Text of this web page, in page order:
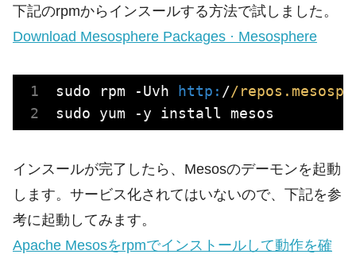
下記のrpmからインスールする方法で試しました。
Download Mesosphere Packages · Mesosphere
sudo rpm -Uvh http: //
インスールが完了したら、Mesosのデーモンを起動
します。サービス化されてはいないので、下記を参
考に起動してみます。
Apache Mesosをrpmでインストールして動作を確